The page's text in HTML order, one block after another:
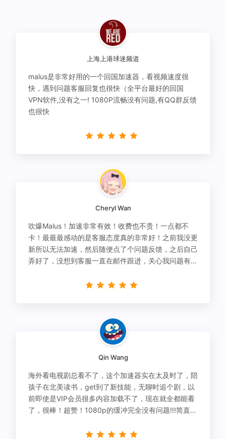
上海上港球迷频道
malus是非常好用的一个回国加速器，看视频速度很
快，遇到问题客服回复也很快（全平台最好的回国
VPN软件,没有之一! 1080P流畅没有问题,有QQ群反馈
也很快
Cheryl Wan
吹爆Malus！加速非常有效！收费也不贵！一点都不
卡！最最最感动的是客服态度真的非常好！之前我没更
新所以无法加速，然后随便点了个问题反馈，之后自己
弄好了，没想到客服一直在邮件跟进，关心我问题有没
Qin Wang
海外看电视剧总看不了，这个加速器实在太及时了，陪
孩子在北美读书，get到了新技能，无聊时追个剧，以
前即使是VIP会员很多内容加载不了，现在就全都能看
了，很棒！超赞！1080p的缓冲完全没有问题!!!简直救